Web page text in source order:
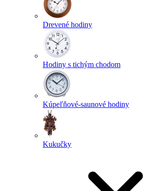
Drevené hodiny
Hodiny s tichým chodom
Kúpeľňové-saunové hodiny
Kukučky